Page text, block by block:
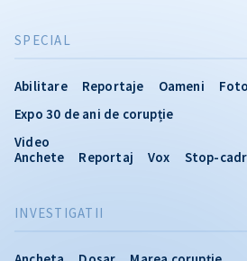
INVESTIGATII
SPECIAL
Abilitare Reportaje Oameni
Expo 30 de ani de corupție
Video
Anchete
Reportaj Vox Stop-